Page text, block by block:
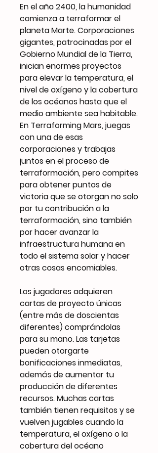
En el año 2400, la humanidad
comienza a terraformar el
planeta Marte. Corporaciones
gigantes, patrocinadas por el
Gobierno Mundial de la Tierra,
inician enormes proyectos
para elevar la temperatura, el
nivel de oxígeno y la cobertura
de los océanos hasta que el
medio ambiente sea habitable.
En Terraforming Mars, juegas
con una de esas
corporaciones y trabajas
juntos en el proceso de
terraformación, pero compites
para obtener puntos de
victoria que se otorgan no solo
por tu contribución a la
terraformación, sino también
por hacer avanzar la
infraestructura humana en
todo el sistema solar y hacer
otras cosas encomiables.
Los jugadores adquieren
cartas de proyecto únicas
(entre más de doscientas
diferentes) comprándolas
para su mano. Las tarjetas
pueden otorgarte
bonificaciones inmediatas,
además de aumentar tu
producción de diferentes
recursos. Muchas cartas
también tienen requisitos y se
vuelven jugables cuando la
temperatura, el oxígeno o la
cobertura del océano